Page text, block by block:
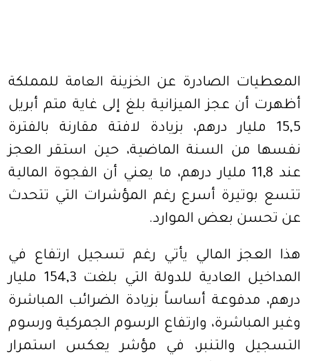
المعطيات الصادرة عن الخزينة العامة للمملكة
أظهرت أن عجز الميزانية بلغ إلى غاية متم أبريل
15,5 مليار درهم، بزيادة لافتة مقارنة بالفترة
نفسها من السنة الماضية، حين استقر العجز
عند 11,8 مليار درهم، ما يعني أن الفجوة المالية
تتسع بوتيرة أسرع رغم المؤشرات التي تتحدث
عن تحسن بعض الموارد.
هذا العجز المالي يأتي رغم تسجيل ارتفاع في
المداخيل العادية للدولة التي بلغت 154,3 مليار
درهم، مدفوعة أساساً بزيادة الضرائب المباشرة
وغير المباشرة، وارتفاع الرسوم الجمركية ورسوم
التسجيل والتنبر، في مؤشر يعكس استمرار